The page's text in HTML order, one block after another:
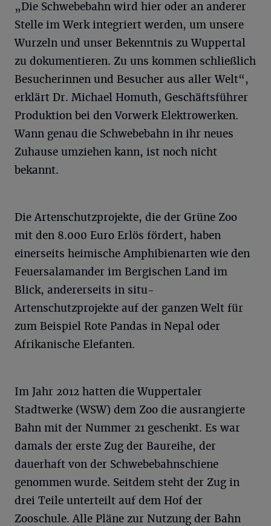
„Die Schwebebahn wird hier oder an anderer
Stelle im Werk integriert werden, um unsere
Wurzeln und unser Bekenntnis zu Wuppertal
zu dokumentieren. Zu uns kommen schließlich
Besucherinnen und Besucher aus aller Welt“,
erklärt Dr. Michael Homuth, Geschäftsführer
Produktion bei den Vorwerk Elektrowerken.
Wann genau die Schwebebahn in ihr neues
Zuhause umziehen kann, ist noch nicht
bekannt.
Die Artenschutzprojekte, die der Grüne Zoo
mit den 8.000 Euro Erlös fördert, haben
einerseits heimische Amphibienarten wie den
Feuersalamander im Bergischen Land im
Blick, andererseits in situ-
Artenschutzprojekte auf der ganzen Welt für
zum Beispiel Rote Pandas in Nepal oder
Afrikanische Elefanten.
Im Jahr 2012 hatten die Wuppertaler
Stadtwerke (WSW) dem Zoo die ausrangierte
Bahn mit der Nummer 21 geschenkt. Es war
damals der erste Zug der Baureihe, der
dauerhaft von der Schwebebahnschiene
genommen wurde. Seitdem steht der Zug in
drei Teile unterteilt auf dem Hof der
Zooschule. Alle Pläne zur Nutzung der Bahn